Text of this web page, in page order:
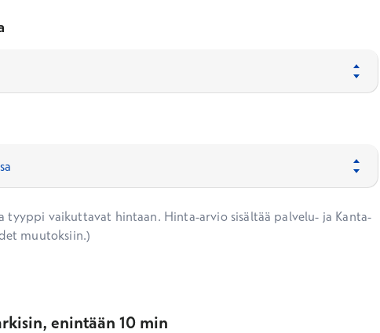
tyyppi vaikuttavat hintaan. Hinta-arvio sisältää palvelu- ja Kanta-
muutoksiin.)
enintään 10 min